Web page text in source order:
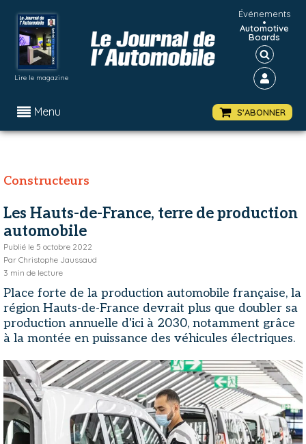
Lire le magazine
Événements
•
Automotive
Boards
Menu S'ABONNER
Constructeurs
Les Hauts-de-France, terre de production
automobile
Publié le 5 octobre 2022
Par Christophe Jaussaud
3 min de lecture
Place forte de la production automobile française, la
région Hauts-de-France devrait plus que doubler sa
production annuelle d'ici à 2030, notamment grâce
à la montée en puissance des véhicules électriques.